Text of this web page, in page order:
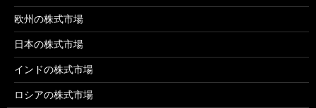
欧州の株式市場
日本の株式市場
インドの株式市場
ロシアの株式市場